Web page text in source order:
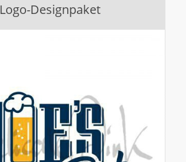
Logo-Designpaket